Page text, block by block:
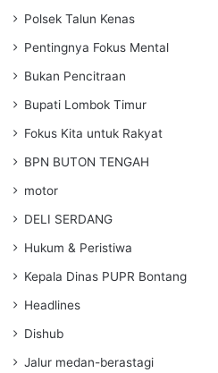
Polsek Talun Kenas
Pentingnya Fokus Mental
Bukan Pencitraan
Bupati Lombok Timur
Fokus Kita untuk Rakyat
BPN BUTON TENGAH
motor
DELI SERDANG
Hukum & Peristiwa
Kepala Dinas PUPR Bontang
Headlines
Dishub
Jalur medan-berastagi